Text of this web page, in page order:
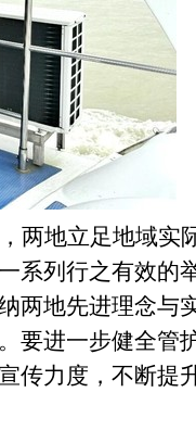
两地立足地域实
系列行之有效的
两地先进理念与
要进一步健全管
力度，不断提